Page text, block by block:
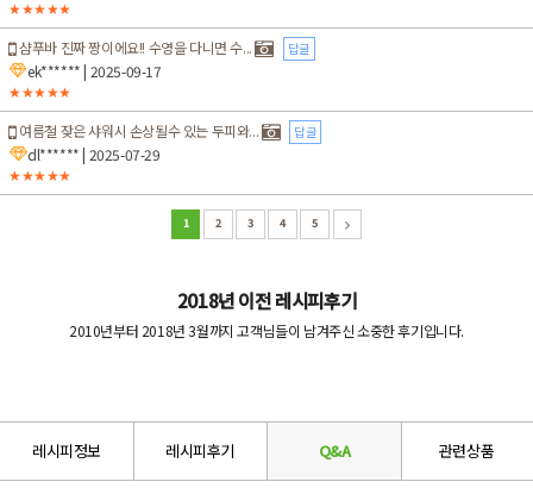
★★★★★
샴푸바 진짜 짱이에요!! 수영을 다니면 수... 답글
ek******| 2025-09-17
★★★★★
여름철 잦은 샤워시 손상될수 있는 두피와... 답글
dl******| 2025-07-29
★★★★★
1 2 3 4 5
2018년 이전 레시피후기
2010년부터 2018년 3월까지 고객님들이 남겨주신 소중한 후기입니다.
레시피정보 레시피후기 Q&A 관련상품